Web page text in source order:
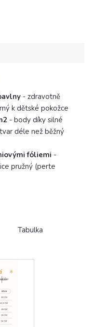
- zdravotně
k dětské pokožce
- body díky silné
déle než běžný
fóliemi -
pružný (perte